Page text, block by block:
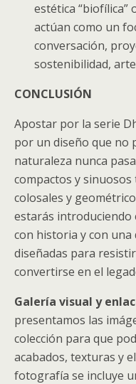
estética “biofílica”
actúan como un
conversación,
sostenibilidad,
CONCLUSIÓN
Apostar por la serie
por un diseño que no
naturaleza nunca
compactos y
colosales y
estarás introduciendo
con historia y con una
diseñadas para
convertirse en el
Galería visual y
presentamos las
colección para que
acabados, texturas y
fotografía se incluye